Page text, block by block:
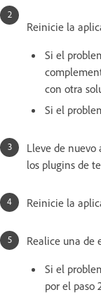
Reinicie la
Si el
con otra
Si el
Lleve de
los plugins de
Reinicie la
Realice una de
Si el
por el paso